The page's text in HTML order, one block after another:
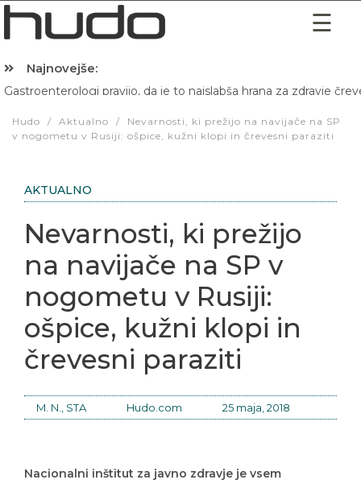
Najnovejše:
Gastroenterologi pravijo, da je to najslabša hrana za zdravje
Hudo / Aktualno /
Nevarnosti, ki prežijo na navijače na SP
v nogometu v Rusiji: ošpice, kužni klopi in črevesni paraziti
AKTUALNO
Nevarnosti, ki prežijo
na navijače na SP v
nogometu v Rusiji:
ošpice, kužni klopi in
črevesni paraziti
M. N., STA Hudo.com 25 maja, 2018
Nacionalni inštitut za javno zdravje je vsem